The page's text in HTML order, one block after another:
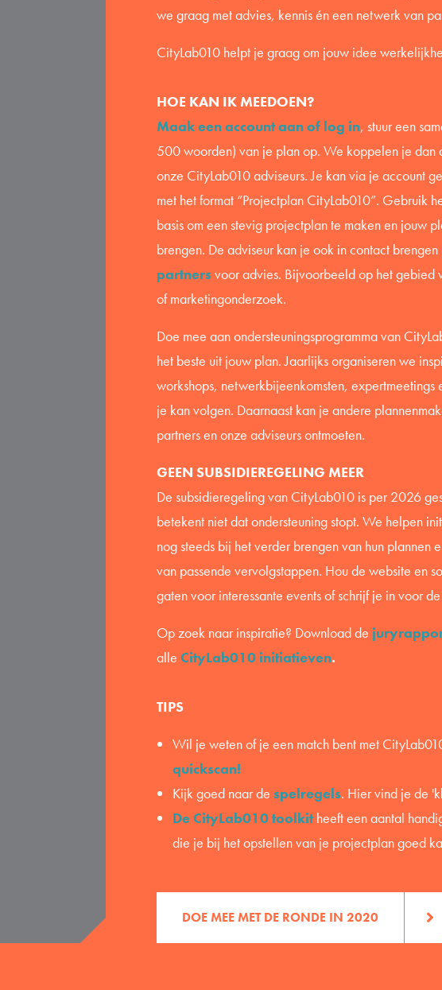
we graag met advies, kennis én een netwerk van
CityLab010 helpt je graag om jouw idee
HOE KAN IK MEEDOEN?
Maak een account aan of log in, stuur een
500 woorden) van je plan op. We koppelen je dan
onze CityLab010 adviseurs. Je kan via je account
met het format “Projectplan CityLab010”. Gebruik
basis om een stevig projectplan te maken en jouw
brengen. De adviseur kan je ook in contact brengen
partnersvoor advies. Bijvoorbeeld op het gebied
of marketingonderzoek.
Doe mee aan ondersteuningsprogramma van
het beste uit jouw plan. Jaarlijks organiseren we
workshops, netwerkbijeenkomsten, expertmeetings
je kan volgen. Daarnaast kan je andere
partners en onze adviseurs ontmoeten.
GEEN SUBSIDIEREGELING MEER
De subsidieregeling van CityLab010 is per 2026
betekent niet dat ondersteuning stopt. We helpen
nog steeds bij het verder brengen van hun plannen
van passende vervolgstappen. Hou de website en
gaten voor interessante events of schrijf je in voor de
Op zoek naar inspiratie? Download de
alle CityLab010 initiatieven.
TIPS
Wil je weten of je een match bent met
quickscan!
Kijk goed naar de spelregels. Hier vind je de
De CityLab010 toolkitheeft een aantal
die je bij het opstellen van je projectplan goed
DOE MEE MET DE RONDE IN 2020